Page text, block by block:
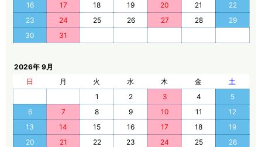
16
17 18 19 20 21
22
23
24 25 26 27 28
29
30
31
2026年 9月
日
月 火 水 木 金
土
1
2 3 4
5
6
7 8 9 10 11
12
13
14 15 16 17 18
19
20
21 22 23 24 25
26